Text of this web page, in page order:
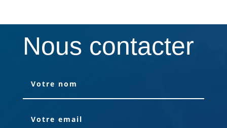
Nous contacter